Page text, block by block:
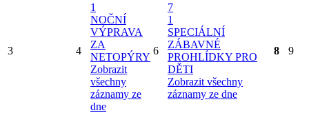
3 4
1
NOČNÍ
VÝPRAVA
ZA
NETOPÝRY
Zobrazit
všechny
záznamy ze
dne
6
7
1
SPECIÁLNÍ
ZÁBAVNÉ
PROHLÍDKY PRO
DĚTI
Zobrazit všechny
záznamy ze dne
8 9